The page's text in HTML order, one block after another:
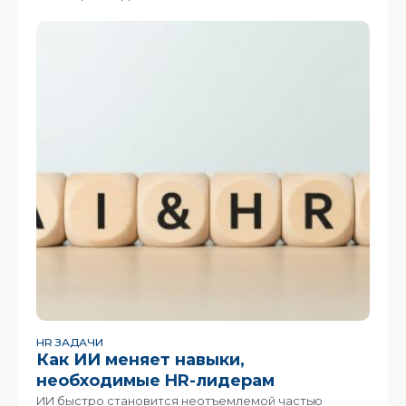
HR ЗАДАЧИ
Как ИИ меняет навыки,
необходимые HR-лидерам
ИИ быстро становится неотъемлемой частью